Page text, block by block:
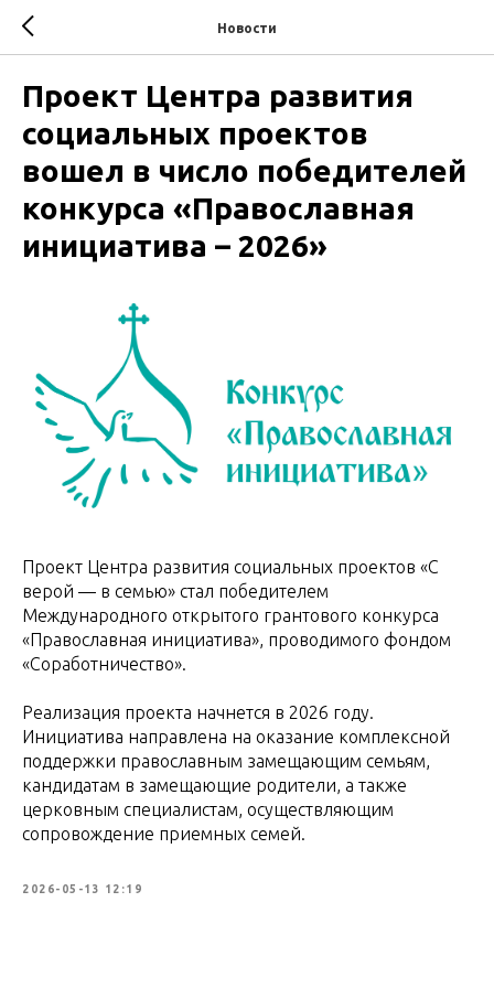
Новости
Проект Центра развития
социальных проектов
вошел в число победителей
конкурса «Православная
инициатива – 2026»
Проект Центра развития социальных проектов «С
верой — в семью» стал победителем
Международного открытого грантового конкурса
«Православная инициатива», проводимого фондом
«Соработничество».
Реализация проекта начнется в 2026 году.
Инициатива направлена на оказание комплексной
поддержки православным замещающим семьям,
кандидатам в замещающие родители, а также
церковным специалистам, осуществляющим
сопровождение приемных семей.
2026-05-13 12:19